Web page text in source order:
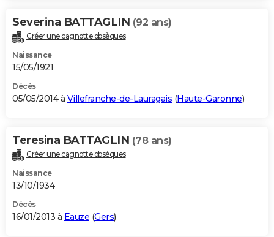
Severina BATTAGLIN (92 ans)
Créer une cagnotte obsèques
Naissance
15/05/1921
Décès
05/05/2014 à Villefranche-de-Lauragais (Haute-Garonne)
Teresina BATTAGLIN (78 ans)
Créer une cagnotte obsèques
Naissance
13/10/1934
Décès
16/01/2013 à Eauze (Gers)